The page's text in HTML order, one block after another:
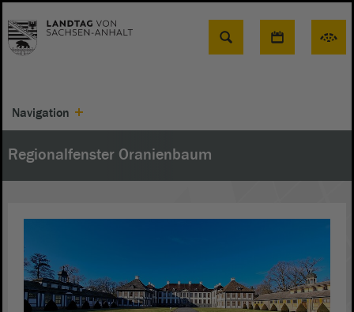
Suche
Navigation
Regionalfenster Oranienbaum